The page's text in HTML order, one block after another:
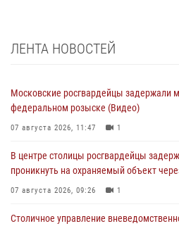
ЛЕНТА НОВОСТЕЙ
Московские росгвардейцы задержали
федеральном розыске (Видео)
07 августа 2026, 11:47 1
В центре столицы росгвардейцы
проникнуть на охраняемый объект
07 августа 2026, 09:26 1
Столичное управление